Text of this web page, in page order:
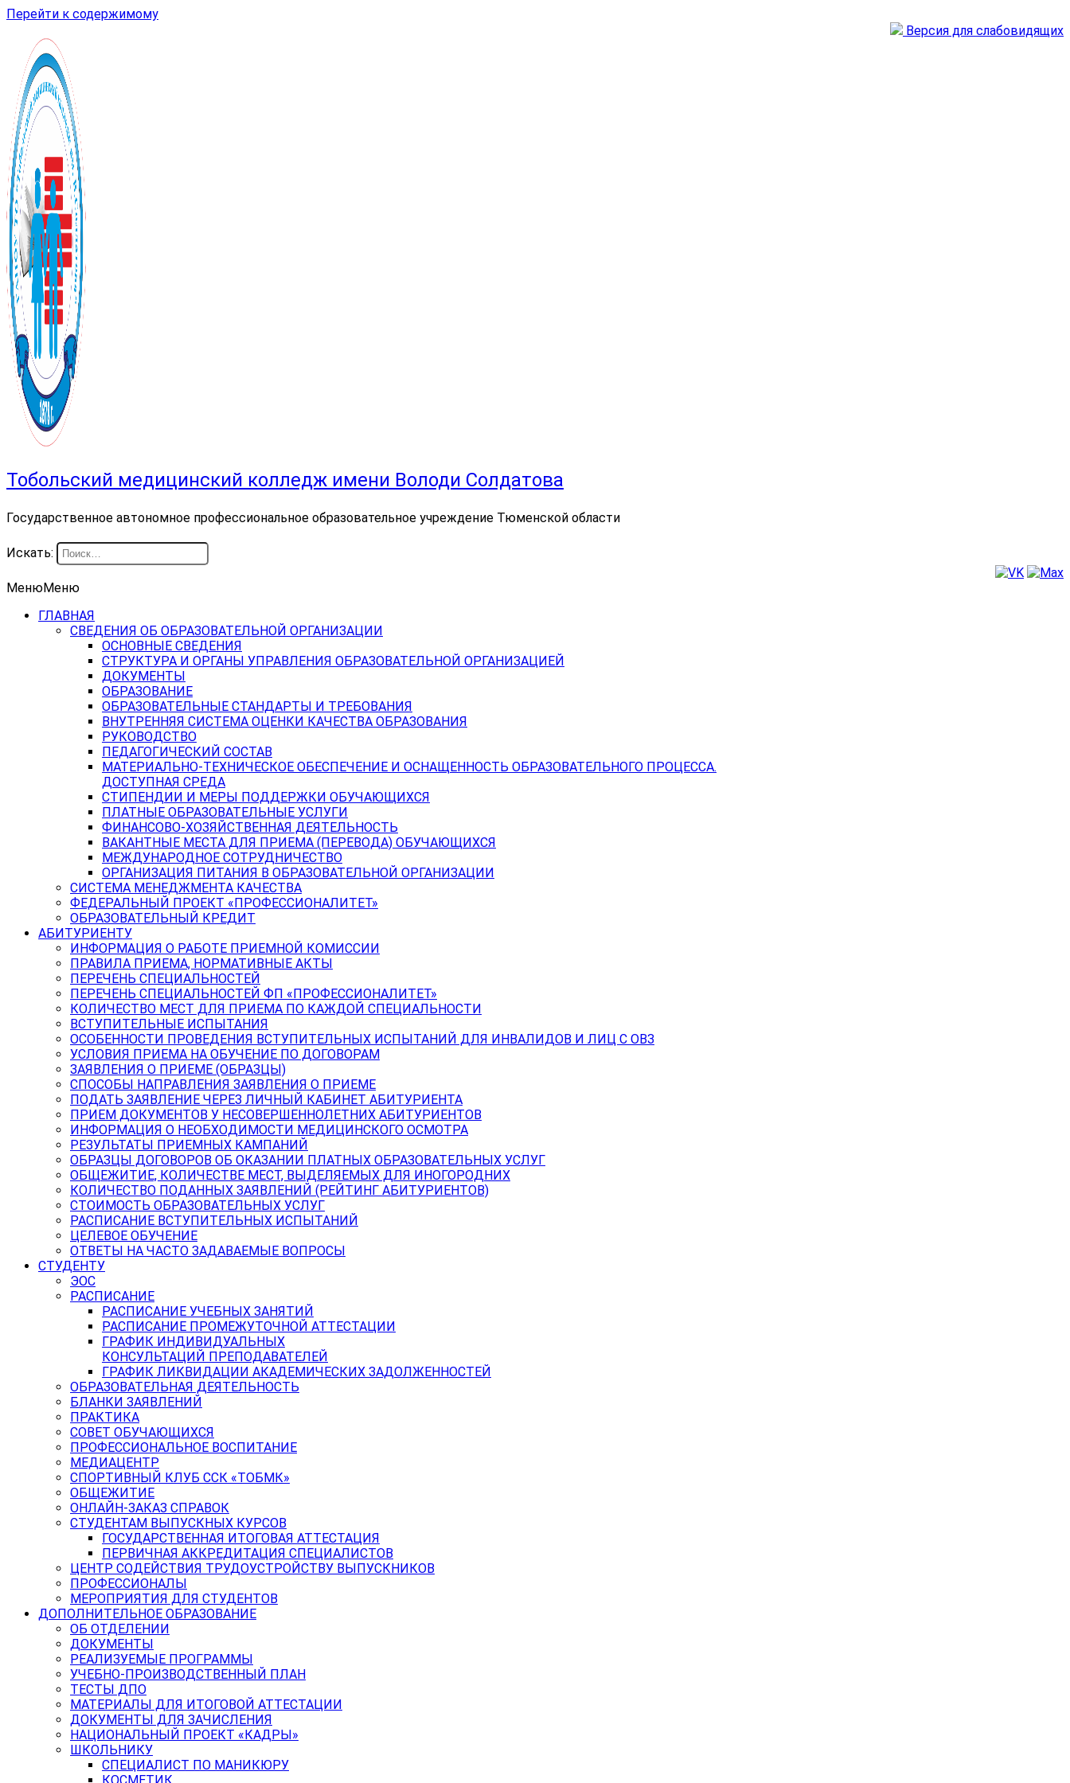
Перейти к содержимому
Версия для слабовидящих
Тобольский медицинский колледж имени Володи Солдатова
Государственное автономное профессиональное образовательное учреждение Тюменской области
Искать:
МенюМеню
ГЛАВНАЯ
СВЕДЕНИЯ ОБ ОБРАЗОВАТЕЛЬНОЙ ОРГАНИЗАЦИИ
ОСНОВНЫЕ СВЕДЕНИЯ
СТРУКТУРА И ОРГАНЫ УПРАВЛЕНИЯ ОБРАЗОВАТЕЛЬНОЙ ОРГАНИЗАЦИЕЙ
ДОКУМЕНТЫ
ОБРАЗОВАНИЕ
ОБРАЗОВАТЕЛЬНЫЕ СТАНДАРТЫ И ТРЕБОВАНИЯ
ВНУТРЕННЯЯ СИСТЕМА ОЦЕНКИ КАЧЕСТВА ОБРАЗОВАНИЯ
РУКОВОДСТВО
ПЕДАГОГИЧЕСКИЙ СОСТАВ
МАТЕРИАЛЬНО-ТЕХНИЧЕСКОЕ ОБЕСПЕЧЕНИЕ И ОСНАЩЕННОСТЬ ОБРАЗОВАТЕЛЬНОГО ПРОЦЕССА.
ДОСТУПНАЯ СРЕДА
СТИПЕНДИИ И МЕРЫ ПОДДЕРЖКИ ОБУЧАЮЩИХСЯ
ПЛАТНЫЕ ОБРАЗОВАТЕЛЬНЫЕ УСЛУГИ
ФИНАНСОВО-ХОЗЯЙСТВЕННАЯ ДЕЯТЕЛЬНОСТЬ
ВАКАНТНЫЕ МЕСТА ДЛЯ ПРИЕМА (ПЕРЕВОДА) ОБУЧАЮЩИХСЯ
МЕЖДУНАРОДНОЕ СОТРУДНИЧЕСТВО
ОРГАНИЗАЦИЯ ПИТАНИЯ В ОБРАЗОВАТЕЛЬНОЙ ОРГАНИЗАЦИИ
СИСТЕМА МЕНЕДЖМЕНТА КАЧЕСТВА
ФЕДЕРАЛЬНЫЙ ПРОЕКТ «ПРОФЕССИОНАЛИТЕТ»
ОБРАЗОВАТЕЛЬНЫЙ КРЕДИТ
АБИТУРИЕНТУ
ИНФОРМАЦИЯ О РАБОТЕ ПРИЕМНОЙ КОМИССИИ
ПРАВИЛА ПРИЕМА, НОРМАТИВНЫЕ АКТЫ
ПЕРЕЧЕНЬ СПЕЦИАЛЬНОСТЕЙ
ПЕРЕЧЕНЬ СПЕЦИАЛЬНОСТЕЙ ФП «ПРОФЕССИОНАЛИТЕТ»
КОЛИЧЕСТВО МЕСТ ДЛЯ ПРИЕМА ПО КАЖДОЙ СПЕЦИАЛЬНОСТИ
ВСТУПИТЕЛЬНЫЕ ИСПЫТАНИЯ
ОСОБЕННОСТИ ПРОВЕДЕНИЯ ВСТУПИТЕЛЬНЫХ ИСПЫТАНИЙ ДЛЯ ИНВАЛИДОВ И ЛИЦ С ОВЗ
УСЛОВИЯ ПРИЕМА НА ОБУЧЕНИЕ ПО ДОГОВОРАМ
ЗАЯВЛЕНИЯ О ПРИЕМЕ (ОБРАЗЦЫ)
СПОСОБЫ НАПРАВЛЕНИЯ ЗАЯВЛЕНИЯ О ПРИЕМЕ
ПОДАТЬ ЗАЯВЛЕНИЕ ЧЕРЕЗ ЛИЧНЫЙ КАБИНЕТ АБИТУРИЕНТА
ПРИЕМ ДОКУМЕНТОВ У НЕСОВЕРШЕННОЛЕТНИХ АБИТУРИЕНТОВ
ИНФОРМАЦИЯ О НЕОБХОДИМОСТИ МЕДИЦИНСКОГО ОСМОТРА
РЕЗУЛЬТАТЫ ПРИЕМНЫХ КАМПАНИЙ
ОБРАЗЦЫ ДОГОВОРОВ ОБ ОКАЗАНИИ ПЛАТНЫХ ОБРАЗОВАТЕЛЬНЫХ УСЛУГ
ОБЩЕЖИТИЕ, КОЛИЧЕСТВЕ МЕСТ, ВЫДЕЛЯЕМЫХ ДЛЯ ИНОГОРОДНИХ
КОЛИЧЕСТВО ПОДАННЫХ ЗАЯВЛЕНИЙ (РЕЙТИНГ АБИТУРИЕНТОВ)
СТОИМОСТЬ ОБРАЗОВАТЕЛЬНЫХ УСЛУГ
РАСПИСАНИЕ ВСТУПИТЕЛЬНЫХ ИСПЫТАНИЙ
ЦЕЛЕВОЕ ОБУЧЕНИЕ
ОТВЕТЫ НА ЧАСТО ЗАДАВАЕМЫЕ ВОПРОСЫ
СТУДЕНТУ
ЭОС
РАСПИСАНИЕ
РАСПИСАНИЕ УЧЕБНЫХ ЗАНЯТИЙ
РАСПИСАНИЕ ПРОМЕЖУТОЧНОЙ АТТЕСТАЦИИ
ГРАФИК ИНДИВИДУАЛЬНЫХ
КОНСУЛЬТАЦИЙ ПРЕПОДАВАТЕЛЕЙ
ГРАФИК ЛИКВИДАЦИИ АКАДЕМИЧЕСКИХ ЗАДОЛЖЕННОСТЕЙ
ОБРАЗОВАТЕЛЬНАЯ ДЕЯТЕЛЬНОСТЬ
БЛАНКИ ЗАЯВЛЕНИЙ
ПРАКТИКА
СОВЕТ ОБУЧАЮЩИХСЯ
ПРОФЕССИОНАЛЬНОЕ ВОСПИТАНИЕ
МЕДИАЦЕНТР
СПОРТИВНЫЙ КЛУБ ССК «ТОБМК»
ОБЩЕЖИТИЕ
ОНЛАЙН-ЗАКАЗ СПРАВОК
СТУДЕНТАМ ВЫПУСКНЫХ КУРСОВ
ГОСУДАРСТВЕННАЯ ИТОГОВАЯ АТТЕСТАЦИЯ
ПЕРВИЧНАЯ АККРЕДИТАЦИЯ СПЕЦИАЛИСТОВ
ЦЕНТР СОДЕЙСТВИЯ ТРУДОУСТРОЙСТВУ ВЫПУСКНИКОВ
ПРОФЕССИОНАЛЫ
МЕРОПРИЯТИЯ ДЛЯ СТУДЕНТОВ
ДОПОЛНИТЕЛЬНОЕ ОБРАЗОВАНИЕ
ОБ ОТДЕЛЕНИИ
ДОКУМЕНТЫ
РЕАЛИЗУЕМЫЕ ПРОГРАММЫ
УЧЕБНО-ПРОИЗВОДСТВЕННЫЙ ПЛАН
ТЕСТЫ ДПО
МАТЕРИАЛЫ ДЛЯ ИТОГОВОЙ АТТЕСТАЦИИ
ДОКУМЕНТЫ ДЛЯ ЗАЧИСЛЕНИЯ
НАЦИОНАЛЬНЫЙ ПРОЕКТ «КАДРЫ»
ШКОЛЬНИКУ
СПЕЦИАЛИСТ ПО МАНИКЮРУ